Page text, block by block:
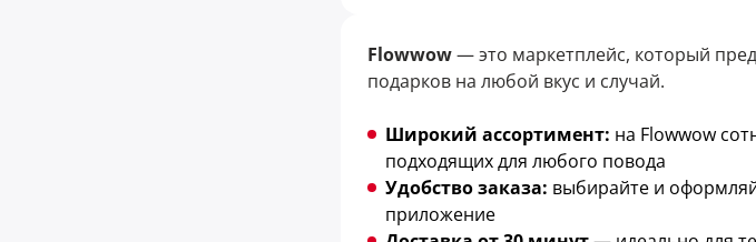
Flowwow— это маркетплейс, который
подарков на любой вкус и случай.
Широкий ассортимент: на Flowwow
подходящих для любого повода
Удобство заказа: выбирайте и
приложение